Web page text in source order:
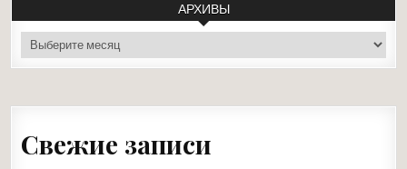
АРХИВЫ
архивы
Свежие записи